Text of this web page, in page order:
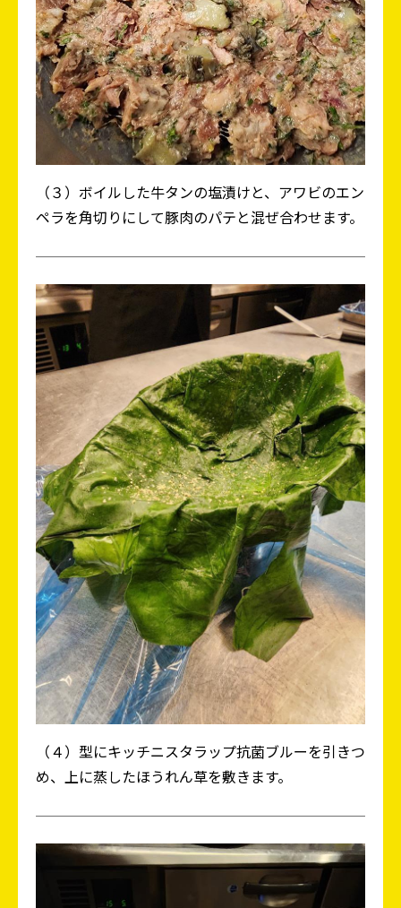
（３）ボイルした牛タンの塩漬けと、アワビのエン
ペラを角切りにして豚肉のパテと混ぜ合わせます。
（４）型にキッチニスタラップ抗菌ブルーを引きつ
め、上に蒸したほうれん草を敷きます。